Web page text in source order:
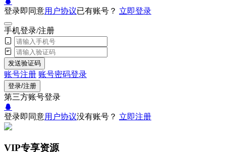
登录即同意用户协议已有账号？ 立即登录
手机登录/注册
发送验证码
账号注册 账号密码登录
登录/注册
第三方账号登录
登录即同意用户协议没有账号？ 立即注册
VIP专享资源